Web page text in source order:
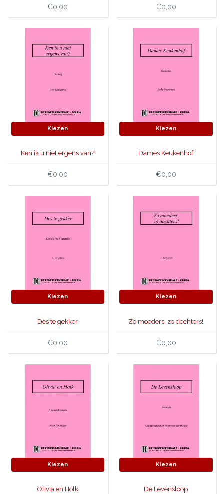
€0,00 €0,00
Kiezen
Ken ik u niet ergens van?
€0,00
Kiezen
Dames Keukenhof
€0,00
Kiezen
Des te gekker
€0,00
Kiezen
Zo moeders, zo dochters!
€0,00
Kiezen
Olivia en Holk
Kiezen
De Levensloop